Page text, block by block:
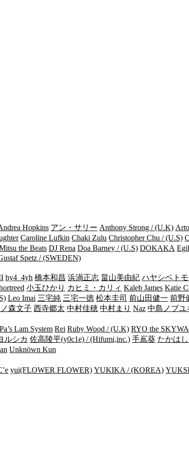
Hopkins アン・サリー Anthony Strong / (U.K)
Caroline Lufkin Chaki Zulu Christopher Chu / (U.S)
the Beats DJ Rena Doa Barney / (U.S) DOKAKA
Spetz / (SWEDEN)
hy4_4yh 橋本和昌 浜渦正志 畠山美由紀 ハヤシベトモ
小玉ひかり カヒミ・カリィ Kaleb James Katie
Leo Imai 三宅純 三宅一徳 松本圭司 前山田健一 前野
森文子 西寺郷太 中村佳穂 中村まり Naz 中島ノブユ
Pa’s Lam System Rei Ruby Wood / (U.K) RYO the
ルシカ 佐高陵平(y0c1e) / (Hifumi,inc.) 手嶌葵 たかは
Unknöwn Kun
yui(FLOWER FLOWER) YUKIKA / (KOREA)